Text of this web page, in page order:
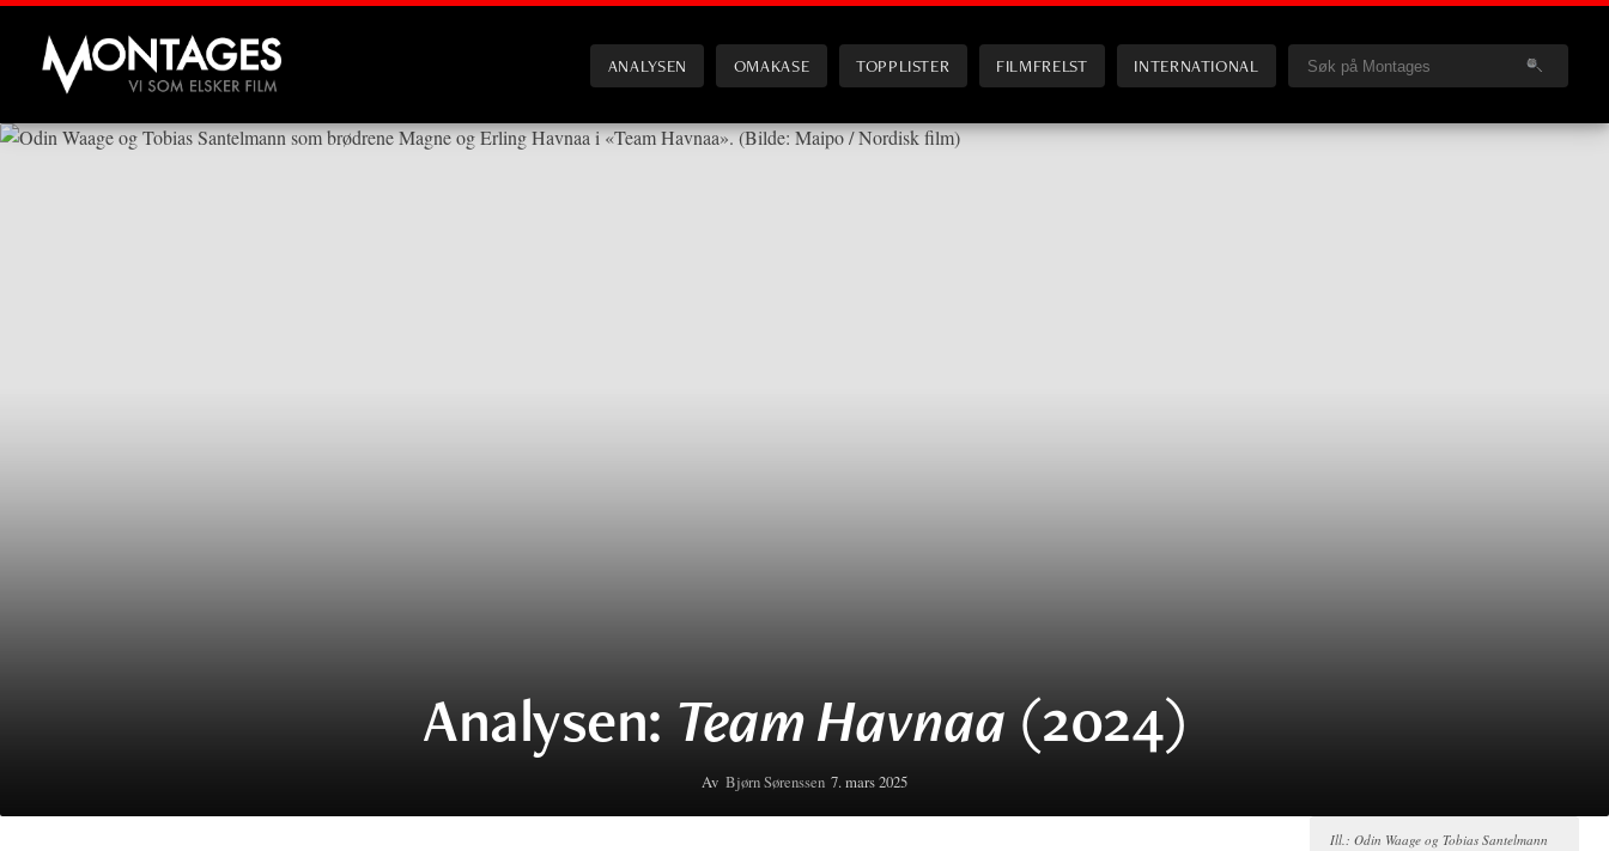
Montages
ANALYSEN OMAKASE TOPPLISTER FILMFRELST INTERNATIONAL
Analysen:Team Havnaa(2024)
Av Bjørn Sørenssen 7. mars 2025
Ill.: Odin Waage og Tobias Santelmann